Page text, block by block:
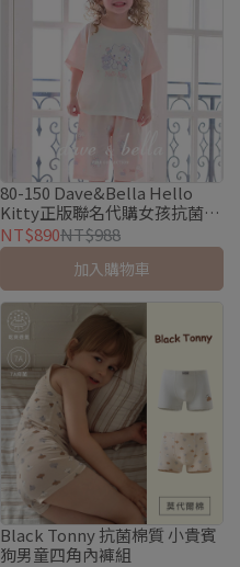
80-150 Dave&Bella Hello
Kitty正版聯名代購女孩抗菌家
居套裝
NT$890NT$988
加入購物車
Black Tonny 抗菌棉質 小貴賓
狗男童四角內褲組